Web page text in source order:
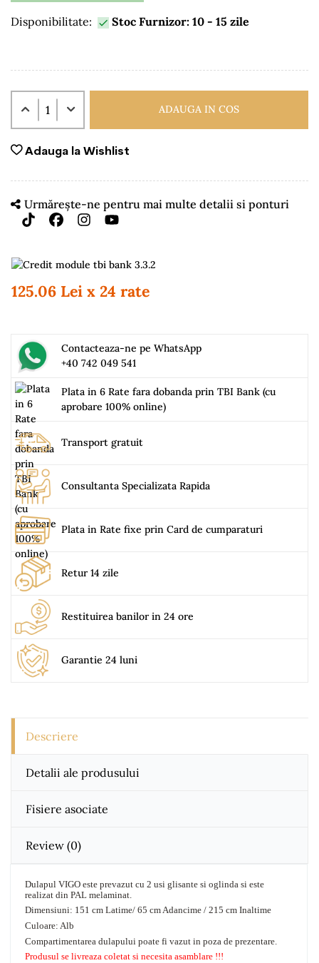
Disponibilitate:  Stoc Furnizor: 10 - 15 zile
ADAUGA IN COS
Adauga la Wishlist
Urmărește-ne pentru mai multe detalii si ponturi
125.06 Lei x 24 rate
Contacteaza-ne pe WhatsApp
+40 742 049 541
Plata in 6 Rate fara dobanda prin TBI Bank (cu
aprobare 100% online)
Transport gratuit
Consultanta Specializata Rapida
Plata in Rate fixe prin Card de cumparaturi
Retur 14 zile
Restituirea banilor in 24 ore
Garantie 24 luni
Descriere
Detalii ale produsului
Fisiere asociate
Review (0)
Dulapul VIGO este prevazut cu 2 usi glisante si oglinda si este
realizat din PAL melaminat.
Dimensiuni: 151 cm Latime/ 65 cm Adancime / 215 cm Inaltime
Culoare: Alb
Compartimentarea dulapului poate fi vazut in poza de prezentare.
Produsul se livreaza coletat si necesita asamblare !!!